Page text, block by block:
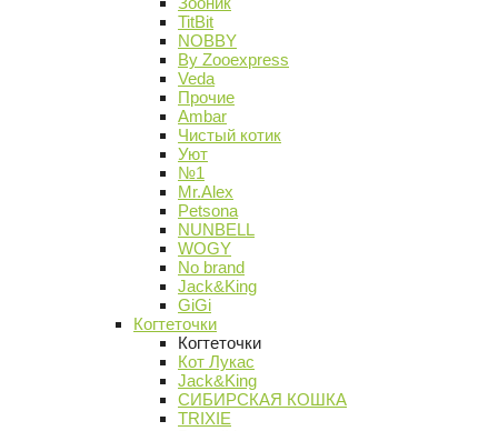
TitBit
NOBBY
By Zooexpress
Veda
Прочие
Ambar
Чистый котик
Уют
№1
Mr.Alex
Petsona
NUNBELL
WOGY
No brand
Jack&King
GiGi
Когтеточки
Когтеточки
Кот Лукас
Jack&King
СИБИРСКАЯ КОШКА
TRIXIE